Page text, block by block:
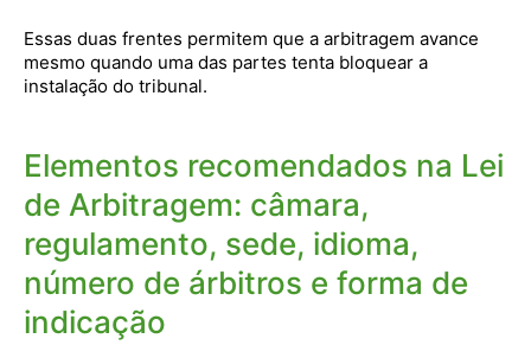
Essas duas frentes permitem que a arbitragem avance
mesmo quando uma das partes tenta bloquear a
instalação do tribunal.
Elementos recomendados na Lei
de Arbitragem: câmara,
regulamento, sede, idioma,
número de árbitros e forma de
indicação